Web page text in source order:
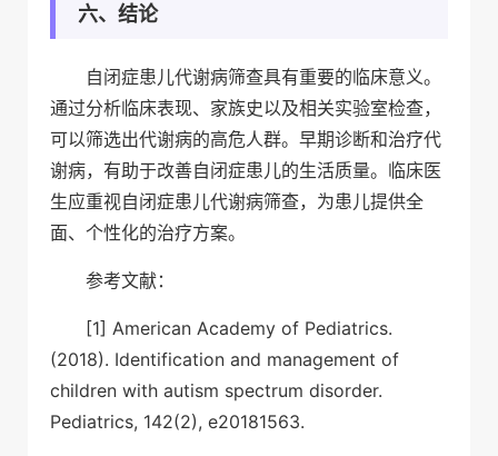
六、结论
自闭症患儿代谢病筛查具有重要的临床意义。
通过分析临床表现、家族史以及相关实验室检查，
可以筛选出代谢病的高危人群。早期诊断和治疗代
谢病，有助于改善自闭症患儿的生活质量。临床医
生应重视自闭症患儿代谢病筛查，为患儿提供全
面、个性化的治疗方案。
参考文献：
[1] American Academy of Pediatrics.
(2018). Identification and management of
children with autism spectrum disorder.
Pediatrics, 142(2), e20181563.